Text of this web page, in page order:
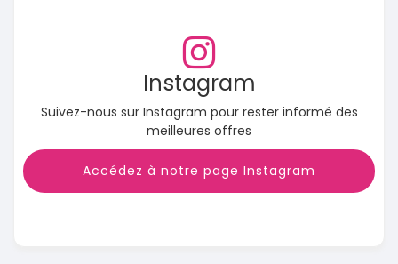
Instagram
Suivez-nous sur Instagram pour rester informé des
meilleures offres
Accédez à notre page Instagram